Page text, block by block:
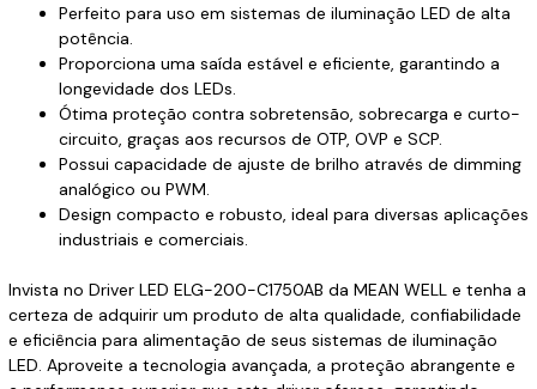
Perfeito para uso em sistemas de iluminação LED de alta
potência.
Proporciona uma saída estável e eficiente, garantindo a
longevidade dos LEDs.
Ótima proteção contra sobretensão, sobrecarga e curto-
circuito, graças aos recursos de OTP, OVP e SCP.
Possui capacidade de ajuste de brilho através de dimming
analógico ou PWM.
Design compacto e robusto, ideal para diversas aplicações
industriais e comerciais.
Invista no Driver LED ELG-200-C1750AB da MEAN WELL e tenha a
certeza de adquirir um produto de alta qualidade, confiabilidade
e eficiência para alimentação de seus sistemas de iluminação
LED. Aproveite a tecnologia avançada, a proteção abrangente e